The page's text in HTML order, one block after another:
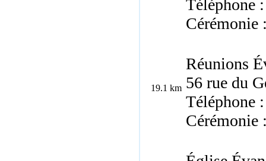
Téléphone
Cérémonie
19.1 km
Réunions
56 rue du
Téléphone
Cérémonie